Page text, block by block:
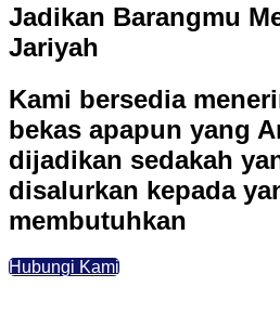
Jadikan Barangmu
Jariyah
Kami bersedia
bekas apapun yang
dijadikan sedakah
disalurkan kepada
membutuhkan
Hubungi Kami